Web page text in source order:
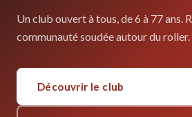
Un club ouvert à tous, de 6 à 77 ans.
communauté soudée autour du roller.
Découvrir le club